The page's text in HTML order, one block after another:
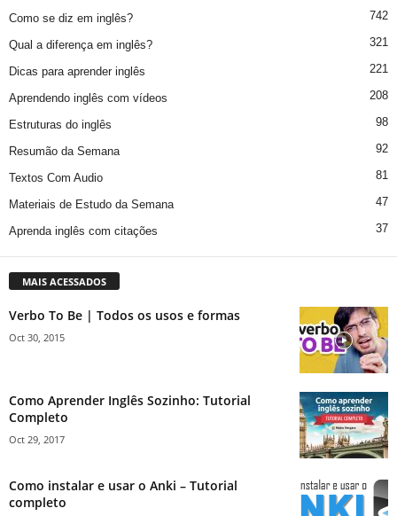
Como se diz em inglês? 742
Qual a diferença em inglês? 321
Dicas para aprender inglês 221
Aprendendo inglês com vídeos 208
Estruturas do inglês 98
Resumão da Semana 92
Textos Com Audio 81
Materiais de Estudo da Semana 47
Aprenda inglês com citações 37
MAIS ACESSADOS
Verbo To Be | Todos os usos e formas
Oct 30, 2015
Como Aprender Inglês Sozinho: Tutorial
Completo
Oct 29, 2017
Como instalar e usar o Anki – Tutorial
completo